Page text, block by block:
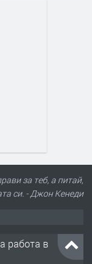
за теб, а питай,
си. - Джон Кенеди
работа в